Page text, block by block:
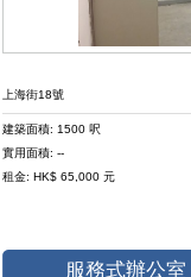
上海街18號
建築面積: 1500 呎
實用面積: --
租金: HK$ 65,000 元
服務式辦公室